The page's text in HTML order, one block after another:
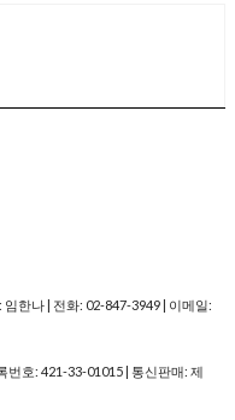
한나 | 전화: 02-847-3949 | 이메일:
번호: 421-33-01015 | 통신판매: 제